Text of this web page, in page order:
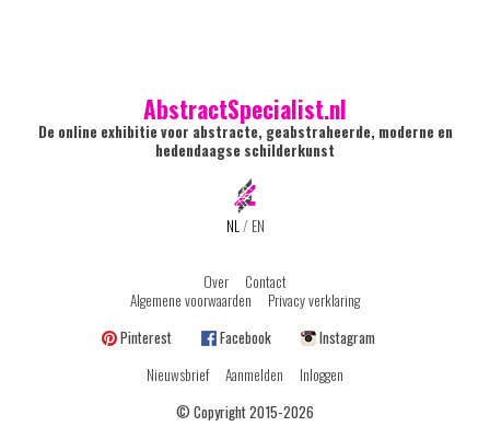
AbstractSpecialist.nl
De online exhibitie voor abstracte, geabstraheerde, moderne en
hedendaagse schilderkunst
NL/ EN
Over
Contact
Algemene voorwaarden
Privacy verklaring
Pinterest
Facebook
Instagram
Nieuwsbrief
Aanmelden
Inloggen
© Copyright 2015-2026